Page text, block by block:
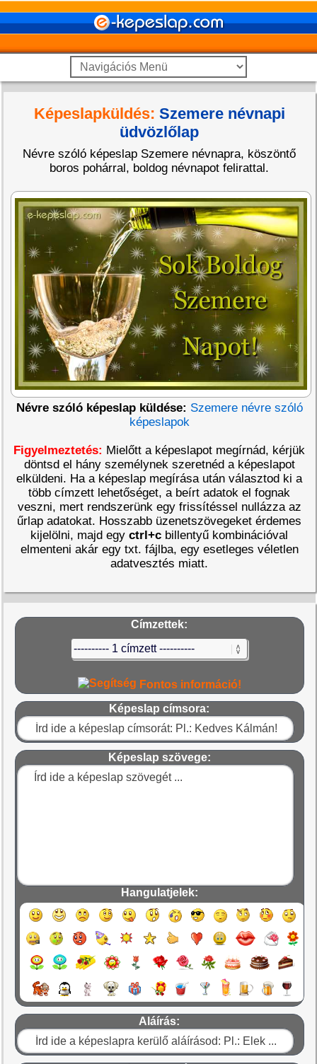
Képeslapküldés: Szemere névnapi
üdvözlőlap
Névre szóló képeslap Szemere névnapra, köszöntő
boros pohárral, boldog névnapot felirattal.
Névre szóló képeslap küldése: Szemere névre szóló
képeslapok
Figyelmeztetés: Mielőtt a képeslapot megírnád, kérjük
döntsd el hány személynek szeretnéd a képeslapot
elküldeni. Ha a képeslap megírása után választod ki a
több címzett lehetőséget, a beírt adatok el fognak
veszni, mert rendszerünk egy frissítéssel nullázza az
űrlap adatokat. Hosszabb üzenetszövegeket érdemes
kijelölni, majd egyctrl+c billentyű kombinációval
elmenteni akár egy txt. fájlba, egy esetleges véletlen
adatvesztés miatt.
Címzettek:
Fontos információ!
Képeslap címsora:
Képeslap szövege:
Hangulatjelek:
Aláírás: